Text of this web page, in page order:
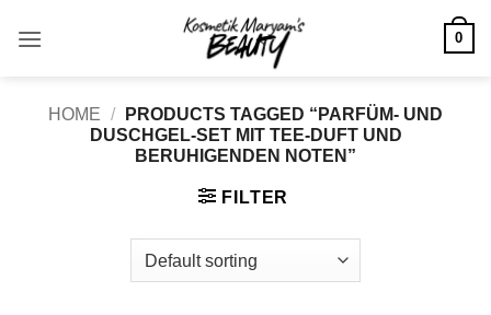
0
HOME /
PRODUCTS TAGGED “PARFÜM- UND
DUSCHGEL-SET MIT TEE-DUFT UND
BERUHIGENDEN NOTEN”
FILTER